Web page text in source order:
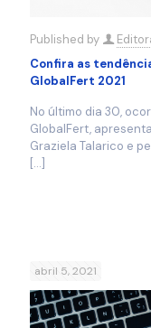
Published by
Confira as
GlobalFert 2021
No último dia 30,
GlobalFert,
Graziela Talarico e
[…]
abril 5, 2021